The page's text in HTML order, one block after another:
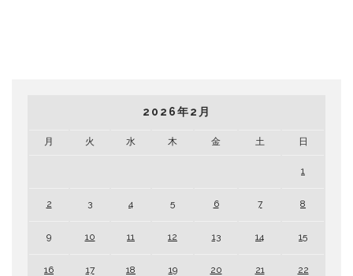
2026年2月
月 火 水 木 金 土 日
1
2 3 4 5 6 7 8
9 10 11 12 13 14 15
16 17 18 19 20 21 22